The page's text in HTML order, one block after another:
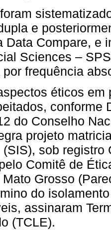
e
Data Compare, e
Sciences –
frequência
éticos
conforme
do Conselho
projeto
sob registro
Comitê de
Grosso
do
assinaram
(TCLE).